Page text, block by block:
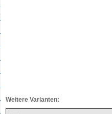
Weitere Varianten: